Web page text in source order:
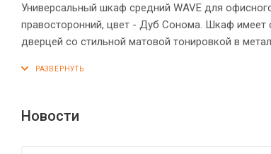
Универсальный шкаф средний WAVE для
правосторонний, цвет - Дуб Сонома. Шкаф
дверцей со стильной матовой тонировкой в
опоры обеспечат шкафу устойчивость на
Новости